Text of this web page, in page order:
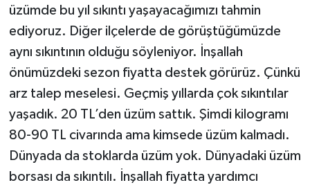
üzümde bu yıl sıkıntı yaşayacağımızı tahmin
ediyoruz. Diğer ilçelerde de görüştüğümüzde
aynı sıkıntının olduğu söyleniyor. İnşallah
önümüzdeki sezon fiyatta destek görürüz. Çünkü
arz talep meselesi. Geçmiş yıllarda çok sıkıntılar
yaşadık. 20 TL’den üzüm sattık. Şimdi kilogramı
80-90 TL civarında ama kimsede üzüm kalmadı.
Dünyada da stoklarda üzüm yok. Dünyadaki üzüm
borsası da sıkıntılı. İnşallah fiyatta yardımcı